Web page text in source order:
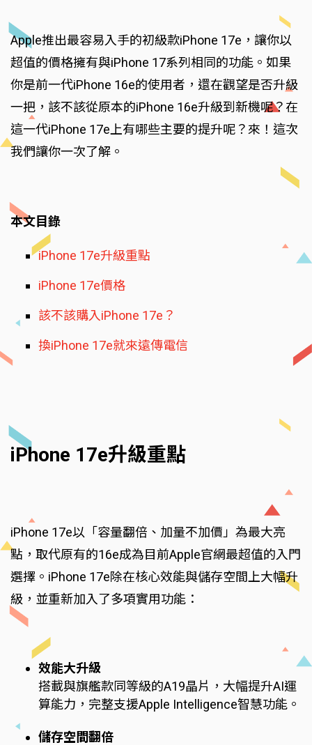
Apple推出最容易入手的初級款iPhone 17e，讓你以
超值的價格擁有與iPhone 17系列相同的功能。如果
你是前一代iPhone 16e的使用者，還在觀望是否升級
一把，該不該從原本的iPhone 16e升級到新機呢？在
這一代iPhone 17e上有哪些主要的提升呢？來！這次
我們讓你一次了解。
本文目錄
iPhone 17e升級重點
iPhone 17e價格
該不該購入iPhone 17e？
換iPhone 17e就來遠傳電信
iPhone 17e升級重點
iPhone 17e以「容量翻倍、加量不加價」為最大亮
點，取代原有的16e成為目前Apple官網最超值的入門
選擇。iPhone 17e除在核心效能與儲存空間上大幅升
級，並重新加入了多項實用功能：
效能大升級
搭載與旗艦款同等級的A19晶片，大幅提升AI運
算能力，完整支援Apple Intelligence智慧功能。
儲存空間翻倍